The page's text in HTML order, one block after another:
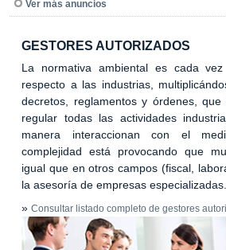
Ver más anuncios
GESTORES AUTORIZADOS
La normativa ambiental es cada
respecto a las industrias,
decretos, reglamentos y órdenes,
regular todas las actividades
manera interaccionan con el
complejidad está provocando que
igual que en otros campos (fiscal,
la asesoría de empresas especializadas.
» Consultar listado completo de gestores